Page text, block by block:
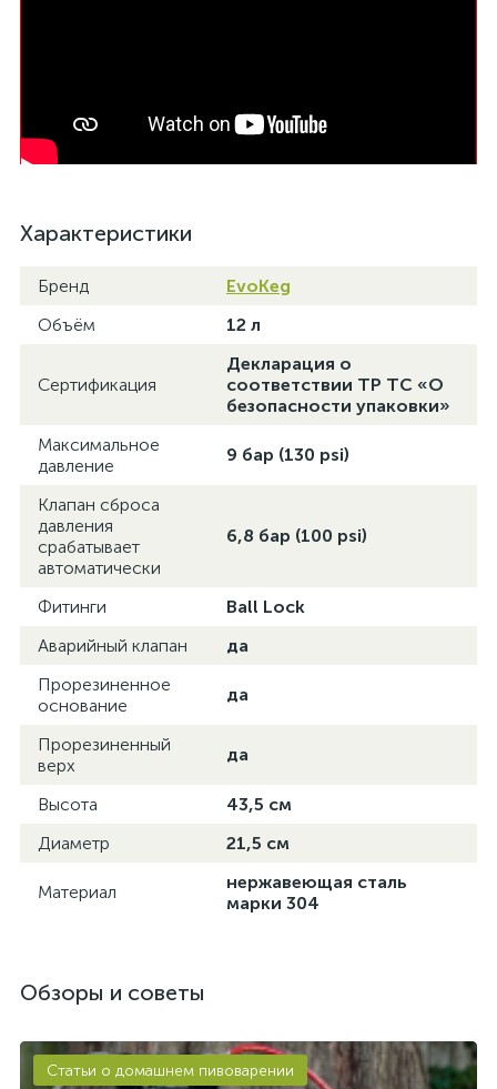
Характеристики
Бренд
EvoKeg
Объём
12 л
Сертификация
Декларация о
соответствии ТР ТС «О
безопасности упаковки»
Максимальное
давление
9 бар (130 psi)
Клапан сброса
давления
срабатывает
автоматически
6,8 бар (100 psi)
Фитинги
Ball Lock
Аварийный клапан
да
Прорезиненное
основание
да
Прорезиненный
верх
да
Высота
43,5 см
Диаметр
21,5 см
Материал
нержавеющая сталь
марки 304
Обзоры и советы
Статьи о домашнем пивоварении